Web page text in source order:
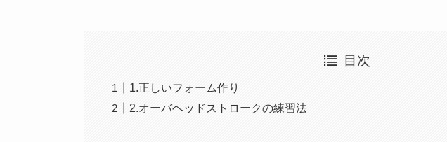
目次
1.正しいフォーム作り
2.オーバヘッドストロークの練習法